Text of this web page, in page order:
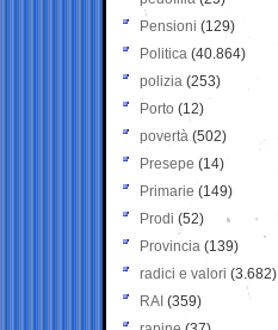
Pensioni (129)
Politica (40.864)
polizia (253)
Porto (12)
povertà (502)
Presepe (14)
Primarie (149)
Prodi (52)
Provincia (139)
radici e valori (3.682)
RAI (359)